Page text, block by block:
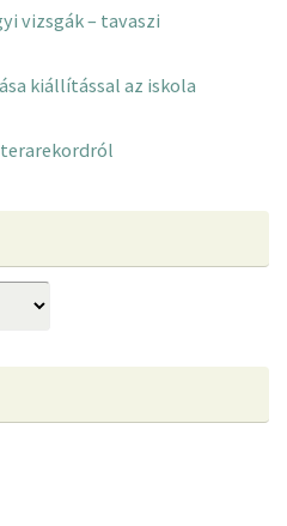
vizsgák – tavaszi
kiállítással az iskola